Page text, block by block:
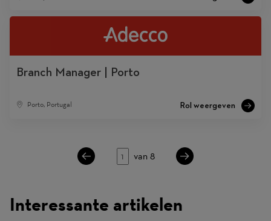
Branch Manager | Porto
Porto, Portugal
Paginavan 8
Interessante artikelen